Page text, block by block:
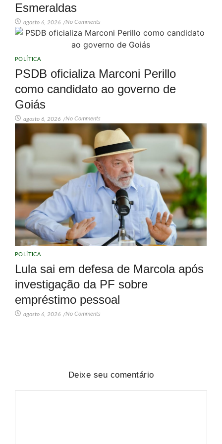
Esmeraldas
agosto 6, 2026 /No Comments
POLÍTICA
PSDB oficializa Marconi Perillo
como candidato ao governo de
Goiás
agosto 6, 2026 /No Comments
POLÍTICA
Lula sai em defesa de Marcola após
investigação da PF sobre
empréstimo pessoal
agosto 6, 2026 /No Comments
Deixe seu comentário